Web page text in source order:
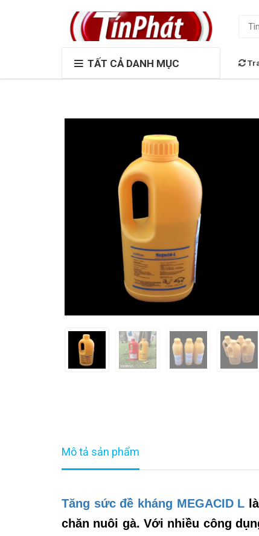
TẤT CẢ DANH MỤC
Mô tả sản phẩm
Tăng sức đề kháng MEGACID L
chăn nuôi gà. Với nhiều công